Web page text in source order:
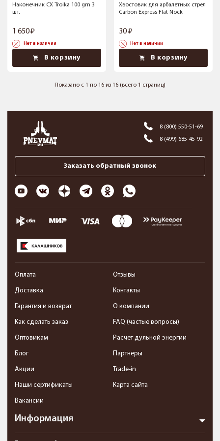
Наконечник CX Troika 100 grn 3
шт.
1 650
Нет в наличии
В корзину
Хвостовик для арбалетных стрел
Carbon Express Flat Nock
30
Нет в наличии
В корзину
Показано с 1 по 16 из 16 (всего 1 страниц)
8 (800) 550-51-69
8 (499) 685-45-92
Заказать обратный звонок
Информация
Оплата
Доставка
Гарантия и возврат
Как сделать заказ
Оптовикам
Блог
Акции
Наши сертификаты
Вакансии
Отзывы
Контакты
О компании
FAQ (частые вопросы)
Расчет дульной энергии
Партнеры
Trade-in
Карта сайта